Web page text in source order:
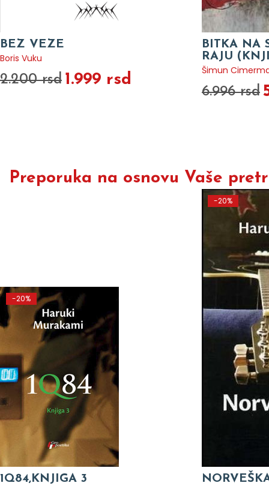
BEZ VEZE
Boris Vuku
2.200 rsd 1.999 rsd
BITKA NA
RAJU
Šimun
6.996 rsd
Preporuka na osnovu Vaše
-20%
1Q84,KNJIGA 3
-20%